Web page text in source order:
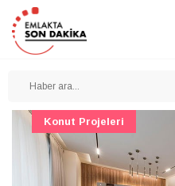
Konut Projeleri